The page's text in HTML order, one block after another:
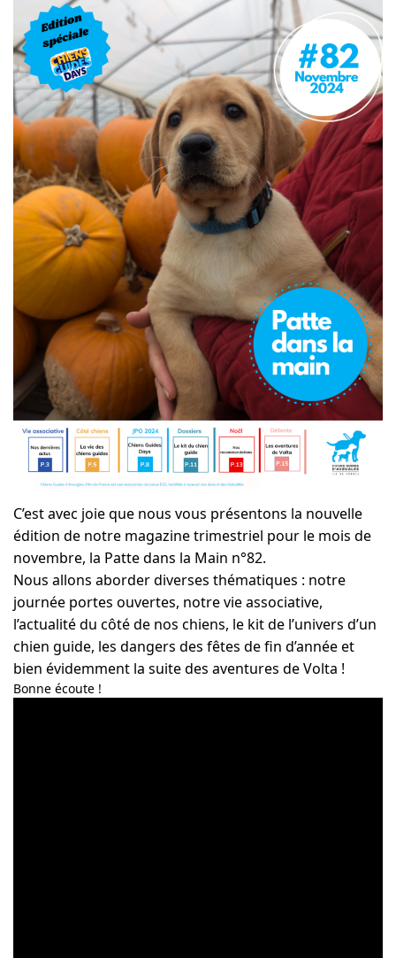
C’est avec joie que nous vous présentons la nouvelle
édition de notre magazine trimestriel pour le mois de
novembre, la Patte dans la Main n°82.
Nous allons aborder diverses thématiques : notre
journée portes ouvertes, notre vie associative,
l’actualité du côté de nos chiens, le kit de l’univers d’un
chien guide, les dangers des fêtes de fin d’année et
bien évidemment la suite des aventures de Volta !
Bonne écoute !